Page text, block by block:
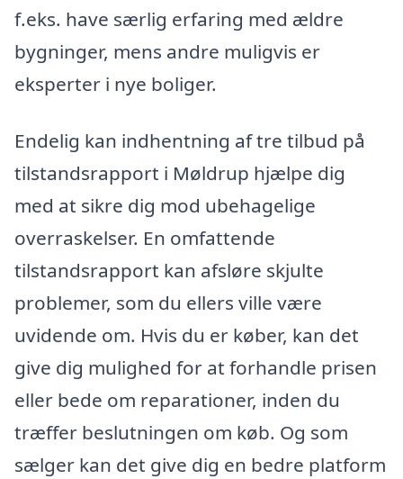
f.eks. have særlig erfaring med ældre
bygninger, mens andre muligvis er
eksperter i nye boliger.
Endelig kan indhentning af tre tilbud på
tilstandsrapport i Møldrup hjælpe dig
med at sikre dig mod ubehagelige
overraskelser. En omfattende
tilstandsrapport kan afsløre skjulte
problemer, som du ellers ville være
uvidende om. Hvis du er køber, kan det
give dig mulighed for at forhandle prisen
eller bede om reparationer, inden du
træffer beslutningen om køb. Og som
sælger kan det give dig en bedre platform